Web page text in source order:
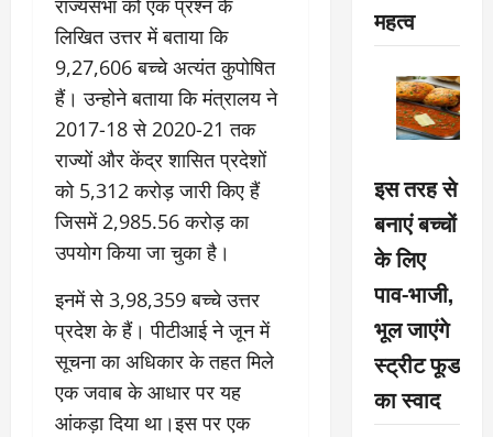
राज्यसभा को एक प्रश्न के
लिखित उत्तर में बताया कि
9,27,606 बच्चे अत्यंत कुपोषित
हैं। उन्होने बताया कि मंत्रालय ने
2017-18 से 2020-21 तक
राज्यों और केंद्र शासित प्रदेशों
को 5,312 करोड़ जारी किए हैं
जिसमें 2,985.56 करोड़ का
उपयोग किया जा चुका है।
इनमें से 3,98,359 बच्चे उत्तर
प्रदेश के हैं। पीटीआई ने जून में
सूचना का अधिकार के तहत मिले
एक जवाब के आधार पर यह
आंकड़ा दिया था।इस पर एक
महत्व
इस तरह से
बनाएं बच्चों
के लिए
पाव-भाजी,
भूल जाएंगे
स्ट्रीट फूड
का स्वाद